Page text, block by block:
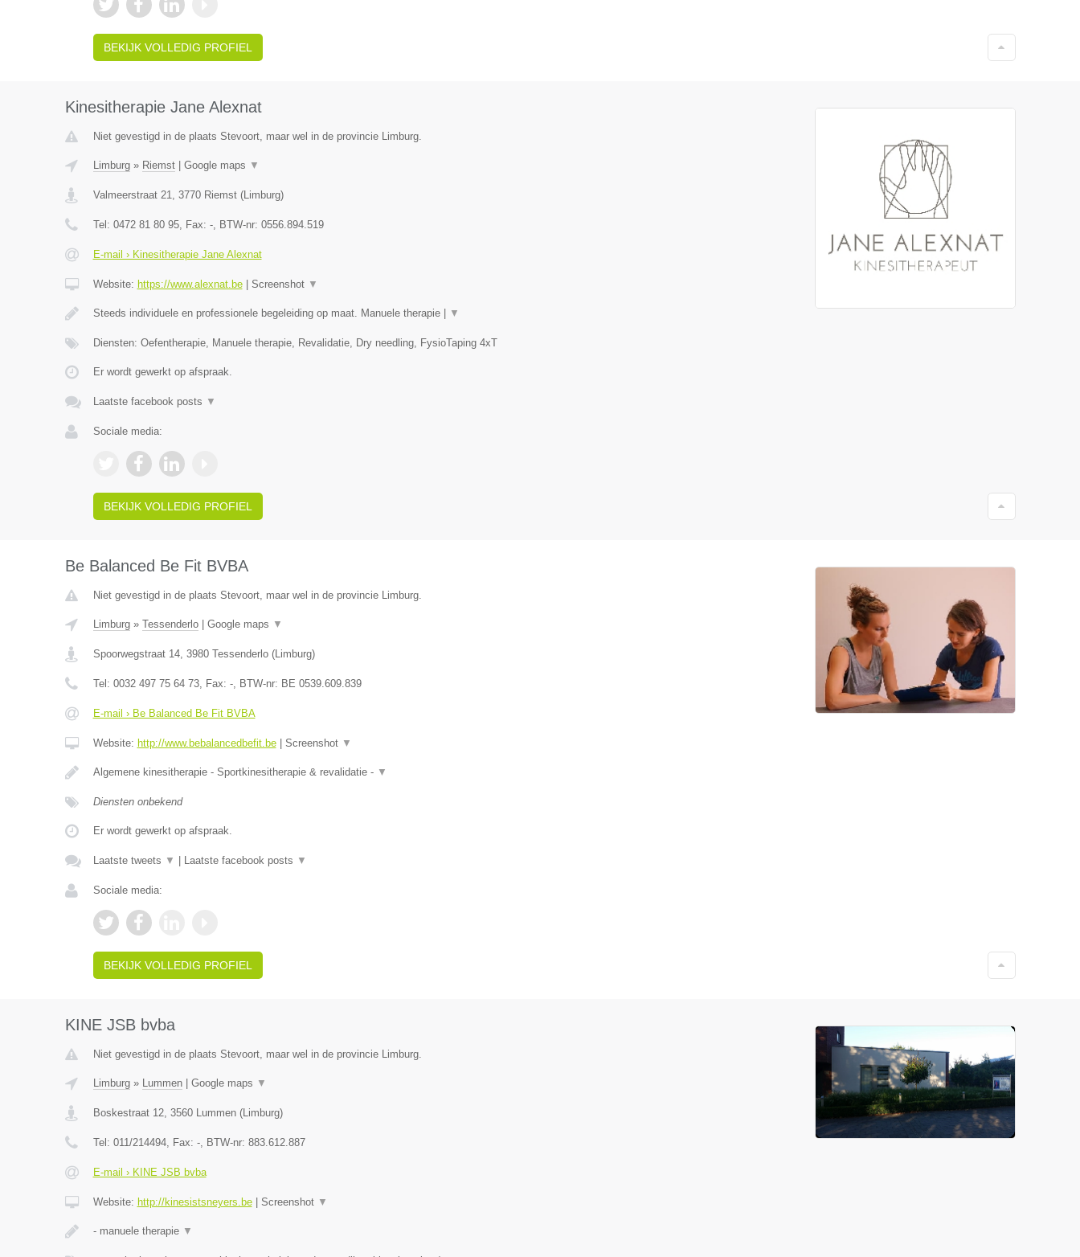
BEKIJK VOLLEDIG PROFIEL
Kinesitherapie Jane Alexnat
Niet gevestigd in de plaats Stevoort, maar wel in de provincie Limburg.
Limburg» Riemst| Google maps ▼
Valmeerstraat 21, 3770 Riemst(Limburg)
Tel: 0472 81 80 95, Fax: -, BTW-nr: 0556.894.519
E-mail › Kinesitherapie Jane Alexnat
Website: https://www.alexnat.be| Screenshot ▼
Steeds individuele en professionele begeleiding op maat. Manuele therapie | ▼
Diensten: Oefentherapie, Manuele therapie, Revalidatie, Dry needling, FysioTaping 4xT
Er wordt gewerkt op afspraak.
Laatste facebook posts ▼
Sociale media:
BEKIJK VOLLEDIG PROFIEL
Be Balanced Be Fit BVBA
Niet gevestigd in de plaats Stevoort, maar wel in de provincie Limburg.
Limburg» Tessenderlo| Google maps ▼
Spoorwegstraat 14, 3980 Tessenderlo(Limburg)
Tel: 0032 497 75 64 73, Fax: -, BTW-nr: BE 0539.609.839
E-mail › Be Balanced Be Fit BVBA
Website: http://www.bebalancedbefit.be| Screenshot ▼
Algemene kinesitherapie - Sportkinesitherapie & revalidatie - ▼
Diensten onbekend
Er wordt gewerkt op afspraak.
Laatste tweets ▼ Laatste facebook posts ▼
Sociale media:
BEKIJK VOLLEDIG PROFIEL
KINE JSB bvba
Niet gevestigd in de plaats Stevoort, maar wel in de provincie Limburg.
Limburg» Lummen| Google maps ▼
Boskestraat 12, 3560 Lummen(Limburg)
Tel: 011/214494, Fax: -, BTW-nr: 883.612.887
E-mail › KINE JSB bvba
Website: http://kinesistsneyers.be| Screenshot ▼
- manuele therapie ▼